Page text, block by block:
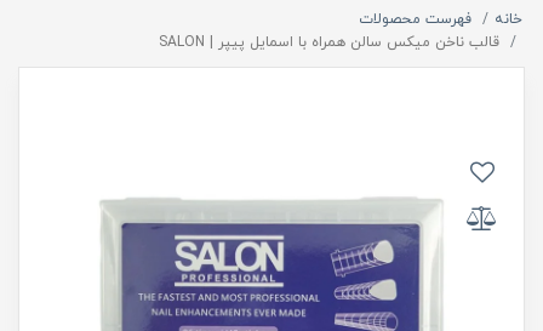
خانه
فهرست محصولات
قالب ناخن میکس سالن همراه با اسمایل پیپر | SALON